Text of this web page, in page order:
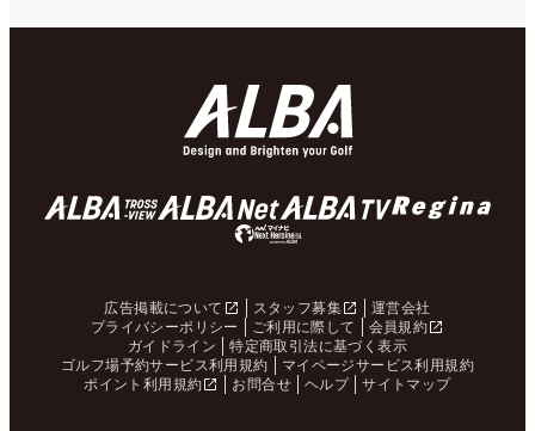
広告掲載について スタッフ募集
運営会社
プライバシーポリシー
ご利用に際して
会員規約
ガイドライン
特定商取引法に基づく表示
ゴルフ場予約サービス利用規約
マイページサービス利用規約
ポイント利用規約
お問合せ ヘルプ サイトマップ